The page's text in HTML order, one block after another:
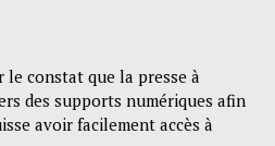
le constat que la presse à
des supports numériques afin
avoir facilement accès à